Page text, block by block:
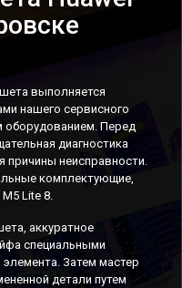
выполняется
нашего сервисного
оборудованием. Перед
диагностика
причины неисправности.
комплектующие,
Lite 8.
аккуратное
специальными
Затем мастер
детали путем